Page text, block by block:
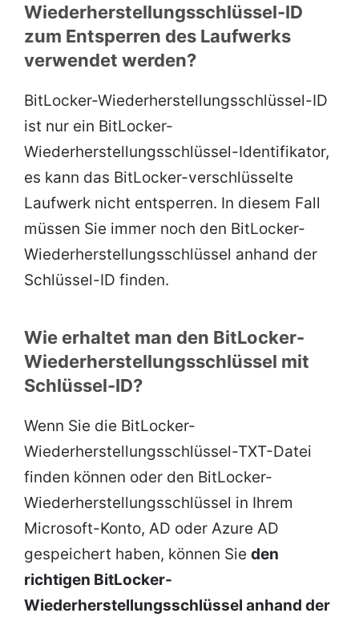
Wiederherstellungsschlüssel-ID
zum Entsperren des Laufwerks
verwendet werden?
BitLocker-Wiederherstellungsschlüssel-ID
ist nur ein BitLocker-
Wiederherstellungsschlüssel-Identifikator,
es kann das BitLocker-verschlüsselte
Laufwerk nicht entsperren. In diesem Fall
müssen Sie immer noch den BitLocker-
Wiederherstellungsschlüssel anhand der
Schlüssel-ID finden.
Wie erhaltet man den BitLocker-
Wiederherstellungsschlüssel mit
Schlüssel-ID?
Wenn Sie die BitLocker-
Wiederherstellungsschlüssel-TXT-Datei
finden können oder den BitLocker-
Wiederherstellungsschlüssel in Ihrem
Microsoft-Konto, AD oder Azure AD
gespeichert haben, können Sie den
richtigen BitLocker-
Wiederherstellungsschlüssel anhand der